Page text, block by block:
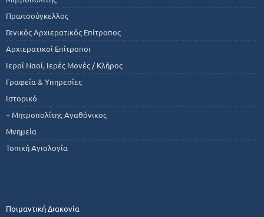
Πρωτοσύγκελλος
Γενικός Αρχιερατικός Επίτροπος
Αρχιερατικοί Επίτροποι
Ιεροί Ναοί, Ιερές Μονές / Κλήρος
Γραφεία & Υπηρεσίες
Ιστορικό
+ Μητροπολίτης Αγαθόνικος
Μνημεία
Τοπική Αγιολογία
Ποιμαντική Διακονία